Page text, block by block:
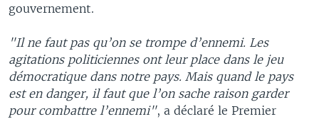
gouvernement.
"Il ne faut pas qu’on se trompe d’ennemi. Les
agitations politiciennes ont leur place dans le jeu
démocratique dans notre pays. Mais quand le pays
est en danger, il faut que l’on sache raison garder
pour combattre l’ennemi", a déclaré le Premier